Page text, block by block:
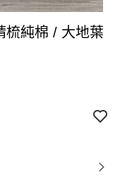
梳純棉 / 大地葉